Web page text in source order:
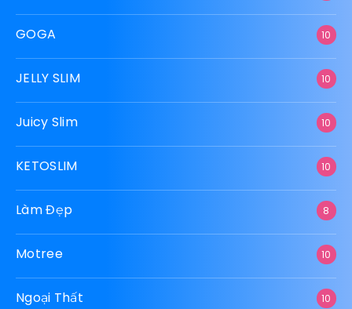
GOGA 10
JELLY SLIM 10
Juicy Slim 10
KETOSLIM 10
Làm Đẹp 8
Motree 10
Ngoại Thất 10